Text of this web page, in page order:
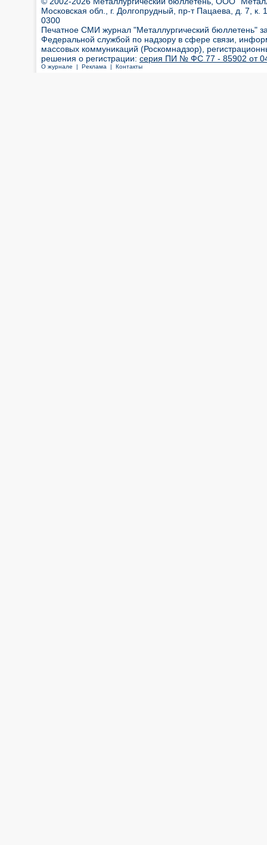
Московская обл., г. Долгопрудный, пр-т Пацаева, д. 7,
0300
Печатное СМИ журнал "Металлургический бюллетень"
Федеральной службой по надзору в сфере связи,
массовых коммуникаций (Роскомнадзор),
решения о регистрации: серия ПИ № ФС 77 - 85902 от 04
О журнале | Реклама | Контакты